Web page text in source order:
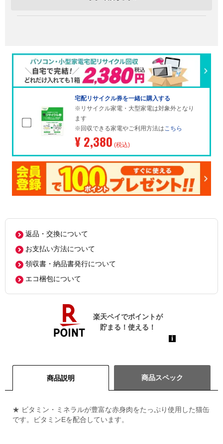
宅配リサイクル券を一緒に購入する
※リサイクル家電・大型家電は対象外となり
ます
※回収できる家電やご利用方法はこちら
¥ 2,380 (税込)
返品・交換について
お支払い方法について
領収書・納品書発行について
エコ梱包について
商品説明 商品スペック
★ ビタミン・ミネラルが豊富な赤身肉をたっぷり使用した猫缶
です。ビタミンEを配合しています。